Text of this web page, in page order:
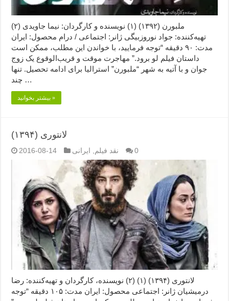
ملبورن (۱۳۹۲) (۱) نویسنده و کارگردان: نیما جاویدی (۲)
تهیه‌کننده: جواد نوروزبیگی ژانر: اجتماعی / درام محصول: ایران
مدت: ۹۰ دقیقه “توجه فرمایید،‌ با خواندن این مطلب، ممکن است
داستان فیلم لو برود.” مهاجرت موقت و قریب‌الوقوع یک زوج
جوان و با آتیه به شهر “ملبورن” استرالیا برای ادامه تحصیل. تنها
چند …
بیشتر بخوانید »
لانتوری (۱۳۹۴)
2016-08-14 نقد فیلم ایرانی 0
لانتوری (۱۳۹۴) (۱) (۲) نویسنده، کارگردان و تهیه‌کننده: رضا
درمیشیان ژانر: اجتماعی محصول: ایران مدت: ۱۰۵ دقیقه “توجه